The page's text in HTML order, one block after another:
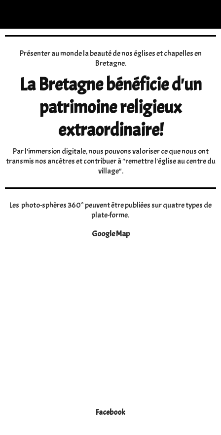
Présenter au monde la beauté de nos églises et chapelles en
Bretagne.
La Bretagne bénéficie d'un
patrimoine religieux
extraordinaire!
Par l'immersion digitale, nous pouvons valoriser ce que nous ont
transmis nos ancètres et contribuer à "remettre l'église au centre du
village".
Les photo-sphères 360° peuvent être publiées sur quatre types de
plate-forme.
Google Map
Facebook